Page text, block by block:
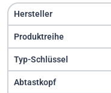
Hersteller
Produktreihe
Typ-Schlüssel
Abtastkopf